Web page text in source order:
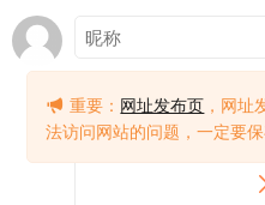
重要： 网址发布页 ，网址
法访问网站的问题，一定要保